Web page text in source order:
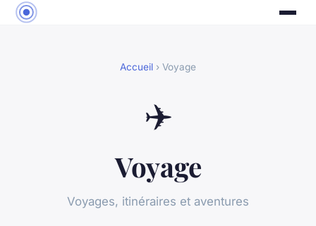
Accueil › Voyage
✈️
Voyage
Voyages, itinéraires et aventures